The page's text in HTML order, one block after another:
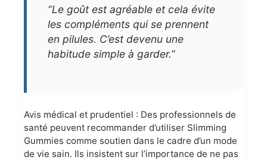
“Le goût est agréable et cela évite
les compléments qui se prennent
en pilules. C’est devenu une
habitude simple à garder.”
Avis médical et prudentiel : Des professionnels de
santé peuvent recommander d’utiliser Slimming
Gummies comme soutien dans le cadre d’un mode
de vie sain. Ils insistent sur l’importance de ne pas